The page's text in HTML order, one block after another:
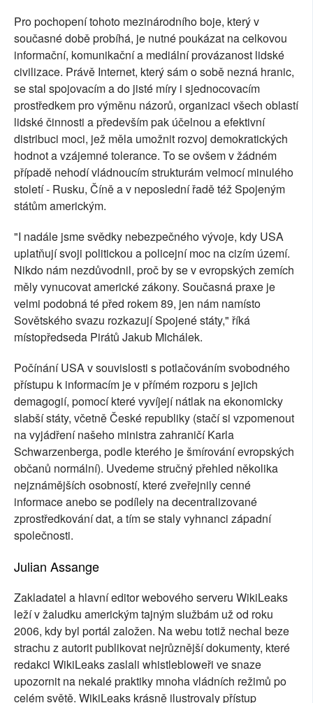
Pro pochopení tohoto mezinárodního boje, který v
současné době probíhá, je nutné poukázat na celkovou
informační, komunikační a mediální provázanost lidské
civilizace. Právě Internet, který sám o sobě nezná hranic,
se stal spojovacím a do jisté míry i sjednocovacím
prostředkem pro výměnu názorů, organizaci všech oblastí
lidské činnosti a především pak účelnou a efektivní
distribuci moci, jež měla umožnit rozvoj demokratických
hodnot a vzájemné tolerance. To se ovšem v žádném
případě nehodí vládnoucím strukturám velmocí minulého
století - Rusku, Číně a v neposlední řadě též Spojeným
státům americkým.
"I nadále jsme svědky nebezpečného vývoje, kdy USA
uplatňují svoji politickou a policejní moc na cizím území.
Nikdo nám nezdůvodnil, proč by se v evropských zemích
měly vynucovat americké zákony. Současná praxe je
velmi podobná té před rokem 89, jen nám namísto
Sovětského svazu rozkazují Spojené státy," říká
místopředseda Pirátů Jakub Michálek.
Počínání USA v souvislosti s potlačováním svobodného
přístupu k informacím je v přímém rozporu s jejich
demagogií, pomocí které vyvíjejí nátlak na ekonomicky
slabší státy, včetně České republiky (stačí si vzpomenout
na vyjádření našeho ministra zahraničí Karla
Schwarzenberga, podle kterého je šmírování evropských
občanů normální). Uvedeme stručný přehled několika
nejznámějších osobností, které zveřejnily cenné
informace anebo se podílely na decentralizované
zprostředkování dat, a tím se staly vyhnanci západní
společnosti.
Julian Assange
Zakladatel a hlavní editor webového serveru WikiLeaks
leží v žaludku americkým tajným službám už od roku
2006, kdy byl portál založen. Na webu totiž nechal beze
strachu z autorit publikovat nejrůznější dokumenty, které
redakci WikiLeaks zaslali whistlebloweři ve snaze
upozornit na nekalé praktiky mnoha vládních režimů po
celém světě. WikiLeaks krásně ilustrovaly přístup